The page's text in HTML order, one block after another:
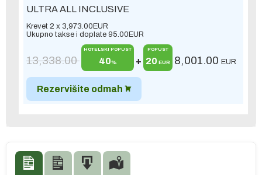
ULTRA ALL INCLUSIVE
Krevet 2 x 3,973.00EUR
Ukupno takse i doplate 95.00EUR
13,338.00
HOTELSKI POPUST
40% +
POPUST
20 EUR 8,001.00 EUR
Rezervišite odmah